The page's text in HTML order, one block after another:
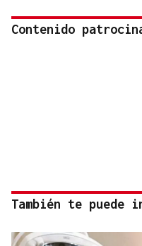
Contenido
También te puede